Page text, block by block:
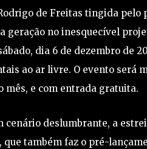
de Freitas tingida pelo
geração no inesquecível
dia 6 de dezembro de
ao ar livre. O evento será
mês, e com entrada gratuita.
cenário deslumbrante, a
também faz o pré-